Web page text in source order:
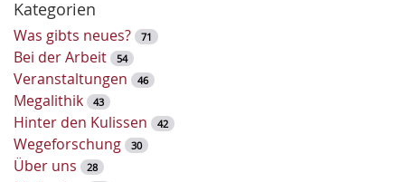
l
ü
s
s
e
l
w
o
Kategorien
Was gibts neues? 71
Bei der Arbeit 54
Veranstaltungen 46
Megalithik 43
Hinter den Kulissen 42
Wegeforschung 30
Über uns 28